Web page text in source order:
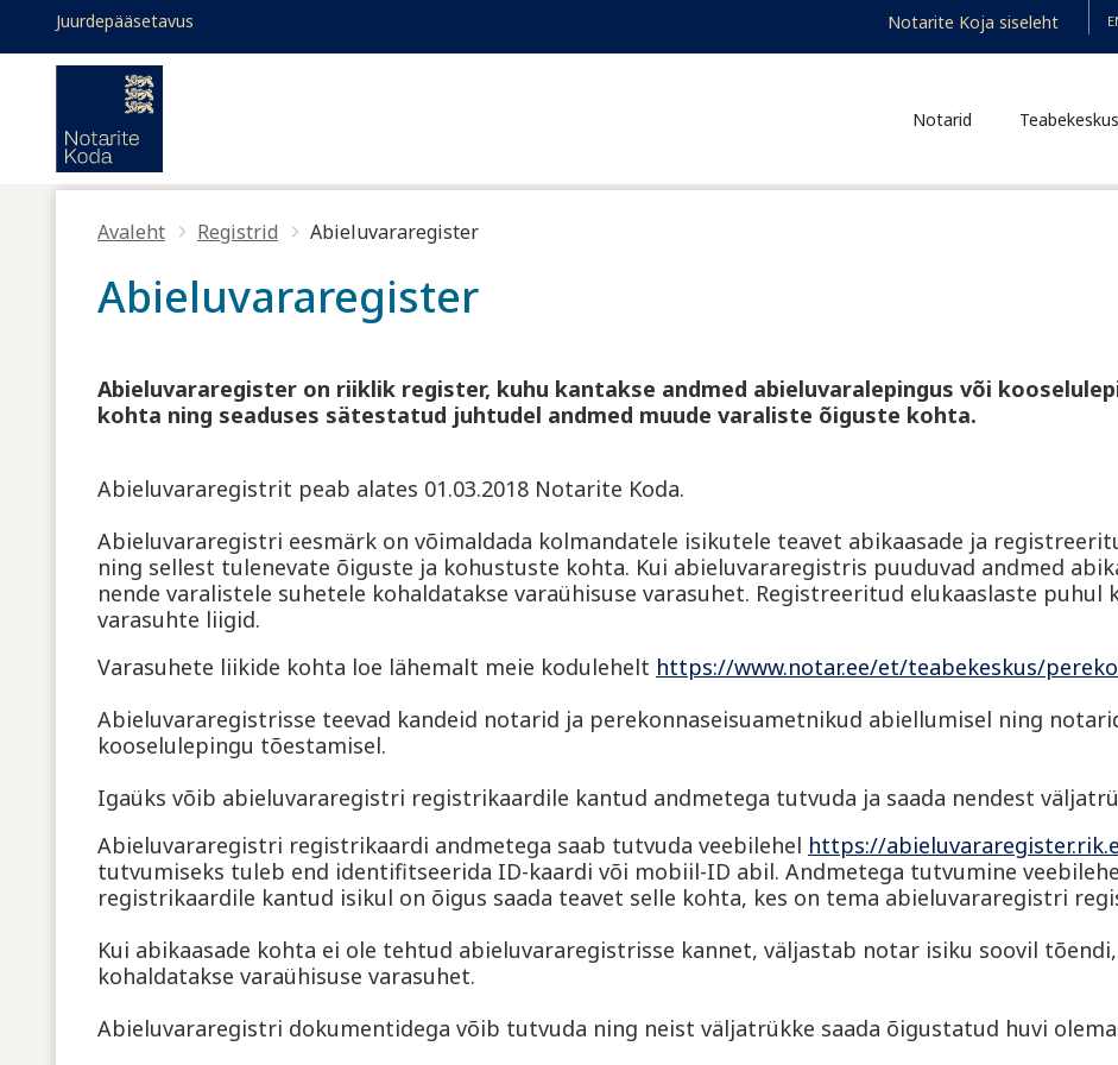
Liigu edasi põhisisu juurde
Juurdepääsetavus
Toggle high contrast
Juurdepääsetavus
Notarid Teabekeskus
Avaleht Registrid Abieluvararegister
Abieluvararegister
Abieluvararegister on riiklik register, kuhu kantakse andmed abieluvaralepingus või
kohta ning seaduses sätestatud juhtudel andmed muude varaliste õiguste kohta.
Abieluvararegistrit peab alates 01.03.2018 Notarite Koda.
Abieluvararegistri eesmärk on võimaldada kolmandatele isikutele teavet abikaasade ja
ning sellest tulenevate õiguste ja kohustuste kohta. Kui abieluvararegistris puuduvad andmed
nende varalistele suhetele kohaldatakse varaühisuse varasuhet. Registreeritud elukaaslaste
varasuhte liigid.
Varasuhete liikide kohta loe lähemalt meie kodulehelt https://www.notar.ee/et/teabekeskus/
Abieluvararegistrisse teevad kandeid notarid ja perekonnaseisuametnikud abiellumisel ning
kooselulepingu tõestamisel.
Igaüks võib abieluvararegistri registrikaardile kantud andmetega tutvuda ja saada nendest
Abieluvararegistri registrikaardi andmetega saab tutvuda veebilehel https://
tutvumiseks tuleb end identifitseerida ID-kaardi või mobiil-ID abil. Andmetega tutvumine
registrikaardile kantud isikul on õigus saada teavet selle kohta, kes on tema abieluvararegistri
Kui abikaasade kohta ei ole tehtud abieluvararegistrisse kannet, väljastab notar isiku soovil
kohaldatakse varaühisuse varasuhet.
Abieluvararegistri dokumentidega võib tutvuda ning neist väljatrükke saada õigustatud huvi